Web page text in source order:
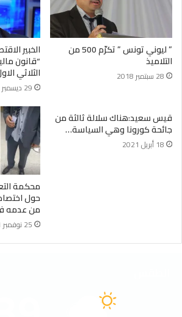
” ليوني تونس ” تكرّم 500 من
التلاميذ
28 سبتمبر 2018
الخبير
الثلاثي
29 ديسمبر 2021
قيس سعيد:هناك سلالة ثالثة من
جائحة كورونا وهي السياسة…
18 أبريل 2021
محكمة
حول
من عدمه
25 نوفمبر 2021